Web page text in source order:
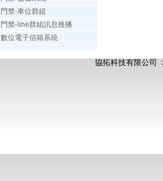
門禁-車位群組
門禁-line群組訊息推播
數位電子信箱系統
協拓科技有限公司